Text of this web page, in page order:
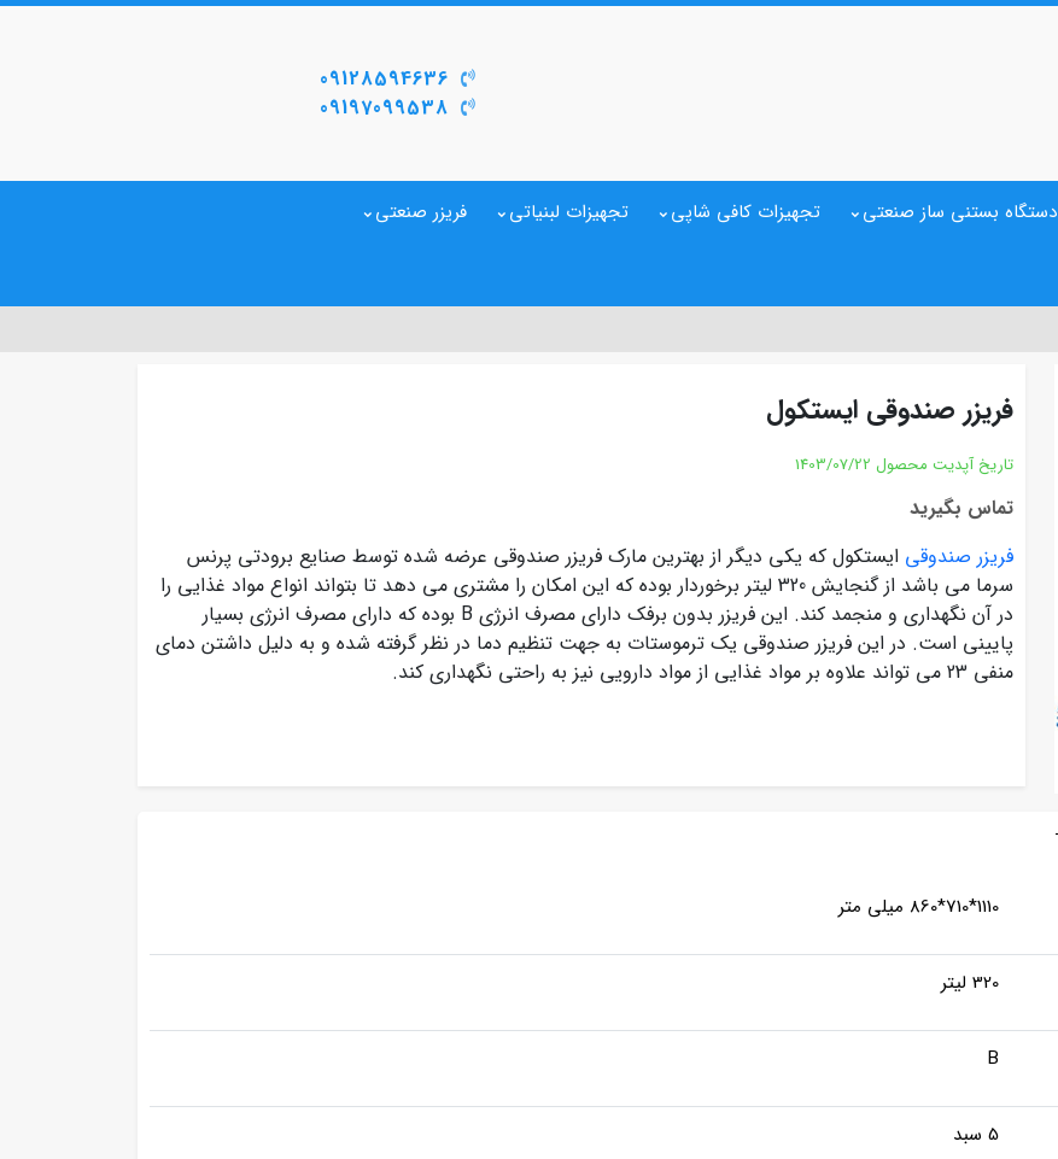
09128594636
09197099538
دستگاه بستنی ساز صنعتی تجهیزات کافی شاپی تجهیزات لبنیاتی فریزر صنعتی
فریزر صندوقی ایستکول
تاریخ آپدیت محصول 1403/07/22
تماس بگیرید
فریزر صندوقی ایستکول که یکی دیگر از بهترین مارک فریزر صندوقی عرضه شده توسط صنایع برودتی پرنس
سرما می باشد از گنجایش 320 لیتر برخوردار بوده که این امکان را مشتری می دهد تا بتواند انواع مواد غذایی را
در آن نگهداری و منجمد کند. این فریزر بدون برفک دارای مصرف انرژی B بوده که دارای مصرف انرژی بسیار
پایینی است. در این فریزر صندوقی یک ترموستات به جهت تنظیم دما در نظر گرفته شده و به دلیل داشتن دمای
منفی 23 می تواند علاوه بر مواد غذایی از مواد دارویی نیز به راحتی نگهداری کند.
1110*710*860 میلی متر
320 لیتر
B
5 سبد